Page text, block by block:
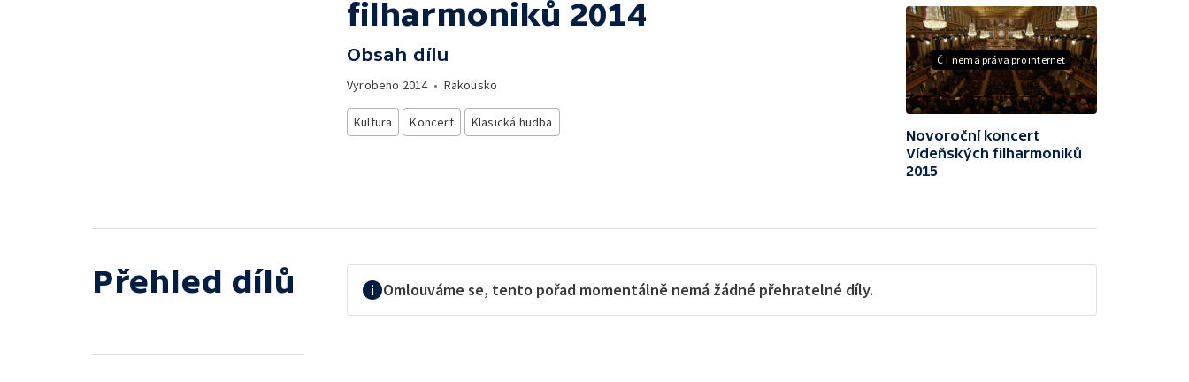
filharmoniků 2014
Obsah dílu
Vyrobeno 2014• Rakousko
Kultura Koncert Klasická hudba
ČT nemá práva pro internet
Novoroční koncert
Vídeňských filharmoniků
2015
Přehled dílů Omlouváme se, tento pořad momentálně nemá žádné přehratelné díly.